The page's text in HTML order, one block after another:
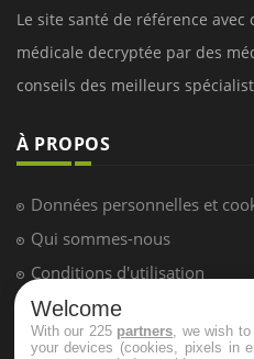
Le site santé de référence
médicale decryptée par des
conseils des meilleurs
À PROPOS
Données personnelles et
Qui sommes-nous
Conditions d'utilisation
Plan du site
Mentions Légales
Welcome
With our 225 partners , we wish
your devices (cookies, pixels in